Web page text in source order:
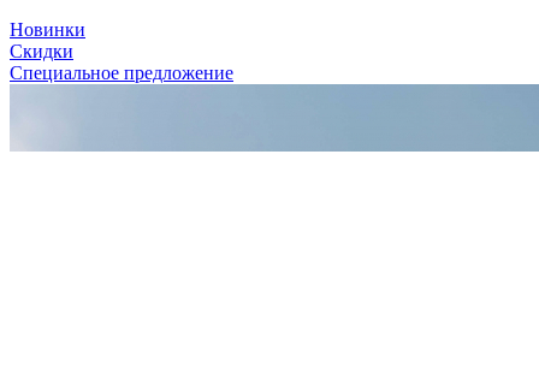
Новинки
Скидки
Специальное предложение